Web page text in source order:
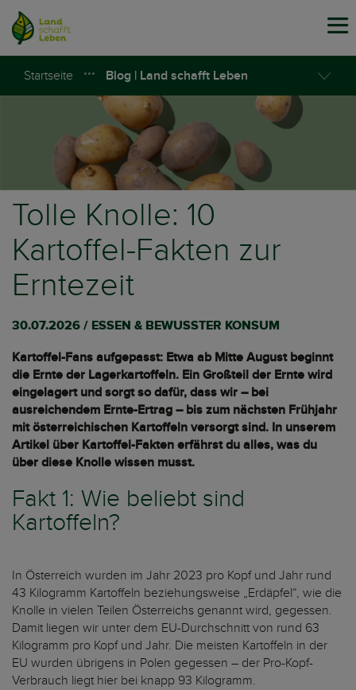
Startseite Blog | Land schafft Leben
Tolle Knolle: 10
Kartoffel-Fakten zur
Erntezeit
30.07.2026 / ESSEN & BEWUSSTER KONSUM
Kartoffel-Fans aufgepasst: Etwa ab Mitte August beginnt
die Ernte der Lagerkartoffeln. Ein Großteil der Ernte wird
eingelagert und sorgt so dafür, dass wir – bei
ausreichendem Ernte-Ertrag – bis zum nächsten Frühjahr
mit österreichischen Kartoffeln versorgt sind. In unserem
Artikel über Kartoffel-Fakten erfährst du alles, was du
über diese Knolle wissen musst.
Fakt 1: Wie beliebt sind
Kartoffeln?
In Österreich wurden im Jahr 2023 pro Kopf und Jahr rund
43 Kilogramm Kartoffeln beziehungsweise „Erdäpfel“, wie die
Knolle in vielen Teilen Österreichs genannt wird, gegessen.
Damit liegen wir unter dem EU-Durchschnitt von rund 63
Kilogramm pro Kopf und Jahr. Die meisten Kartoffeln in der
EU wurden übrigens in Polen gegessen – der Pro-Kopf-
Verbrauch liegt hier bei knapp 93 Kilogramm.